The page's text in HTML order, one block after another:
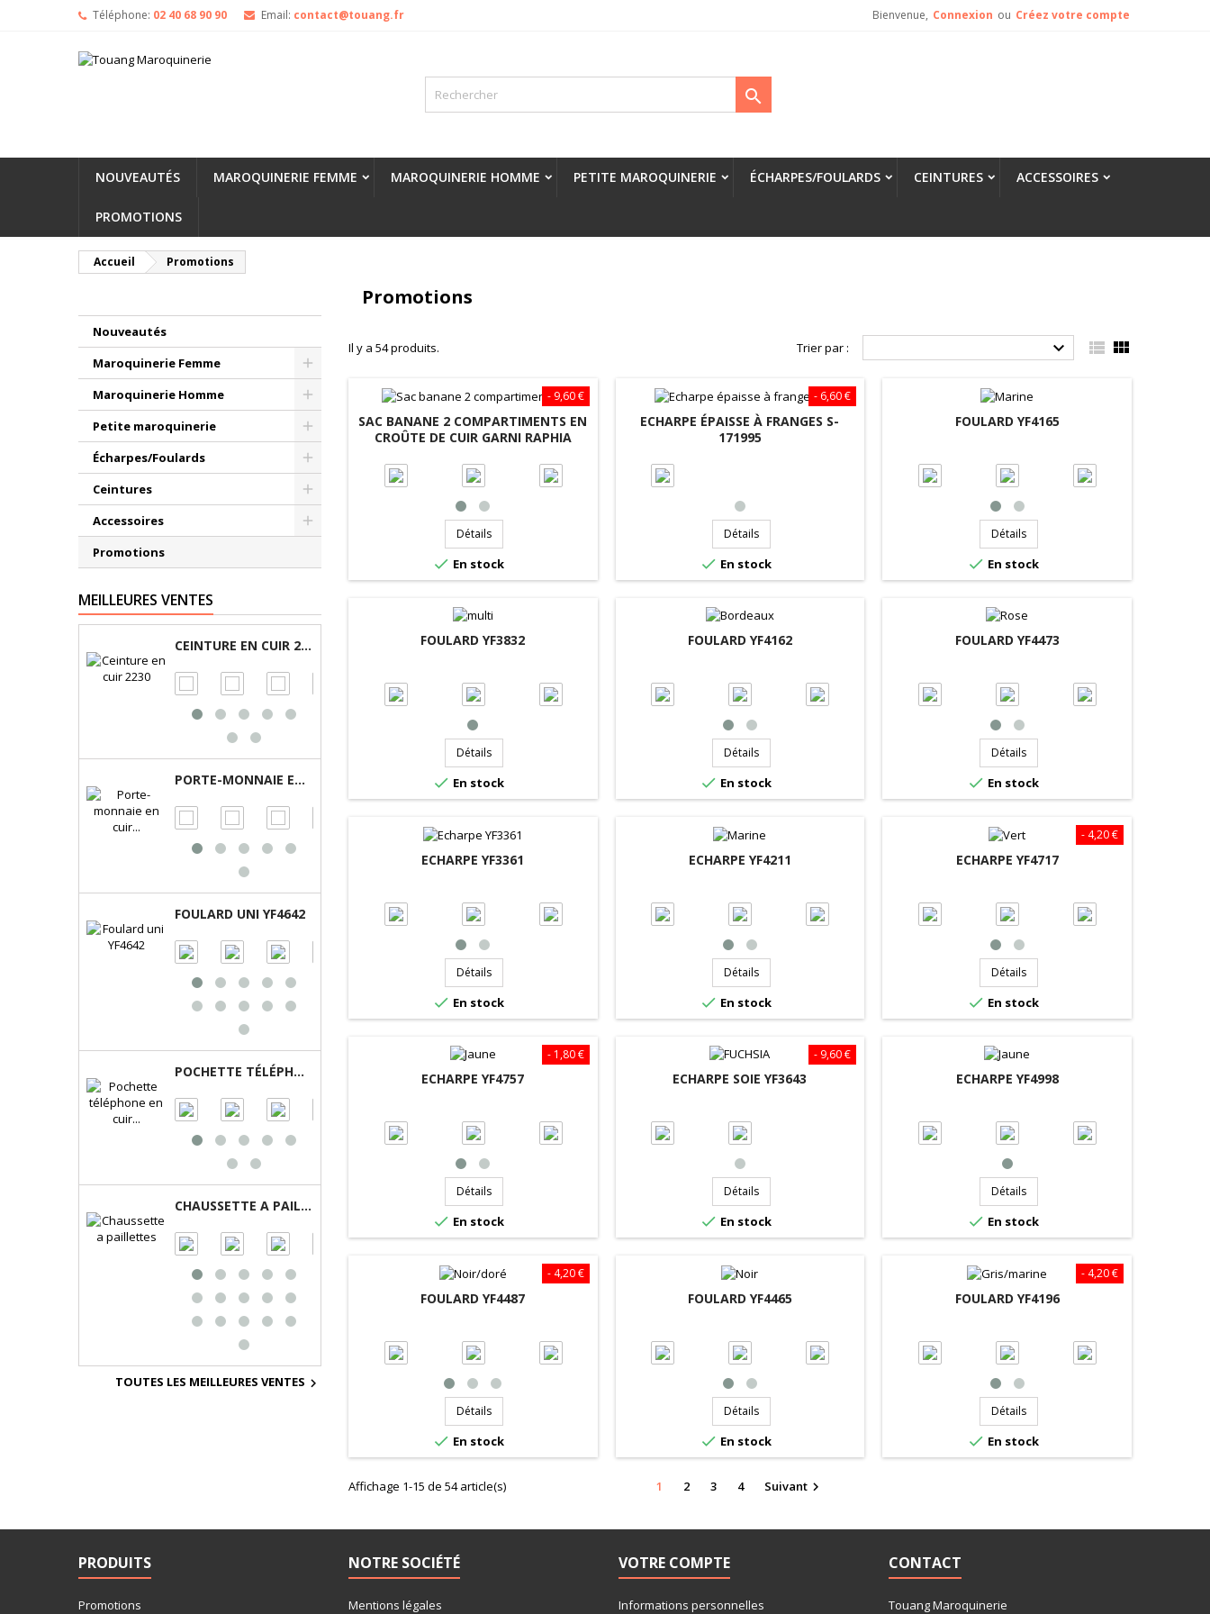
Téléphone: 02 40 68 90 90 Email: contact@touang.fr Bienvenue, Connexion ou Créez votre compte

NOUVEAUTÉS MAROQUINERIE FEMME MAROQUINERIE HOMME PETITE MAROQUINERIE ÉCHARPES/FOULARDS CEINTURES ACCESSOIRES
PROMOTIONS
Accueil Promotions
Nouveautés
Maroquinerie Femme
Maroquinerie Homme
Petite maroquinerie
Écharpes/Foulards
Ceintures
Accessoires
Promotions
MEILLEURES VENTES
CEINTURE EN CUIR 2230
PORTE-MONNAIE EN CUIR BRILLANT LÉA PMD2603
FOULARD UNI YF4642
POCHETTE TÉLÉPHONE EN CUIR D3000 RAWEL
CHAUSSETTE A PAILLETTES
TOUTES LES MEILLEURES VENTES 
Promotions
Il y a 54 produits. Trier par :   
- 9,60 €
SAC BANANE 2 COMPARTIMENTS EN
CROÛTE DE CUIR GARNI RAPHIA
Détails
 En stock
- 6,60 €
ECHARPE ÉPAISSE À FRANGES S-
171995
Détails
 En stock
FOULARD YF4165
Détails
 En stock
FOULARD YF3832
Détails
 En stock
FOULARD YF4162
Détails
 En stock
FOULARD YF4473
Détails
 En stock
ECHARPE YF3361
Détails
 En stock
ECHARPE YF4211
Détails
 En stock
- 4,20 €
ECHARPE YF4717
Détails
 En stock
- 1,80 €
ECHARPE YF4757
Détails
 En stock
- 9,60 €
ECHARPE SOIE YF3643
Détails
 En stock
ECHARPE YF4998
Détails
 En stock
- 4,20 €
FOULARD YF4487
Détails
 En stock
FOULARD YF4465
Détails
 En stock
- 4,20 €
FOULARD YF4196
Détails
 En stock
Affichage 1-15 de 54 article(s) 1 2 3 4 Suivant 
PRODUITS
Promotions
NOTRE SOCIÉTÉ
Mentions légales
VOTRE COMPTE
Informations personnelles
CONTACT
Touang Maroquinerie